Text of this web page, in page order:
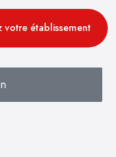
votre établissement